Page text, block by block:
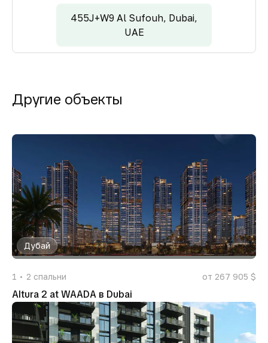
455J+W9 Al Sufouh, Dubai,
UAE
Другие объекты
Дубай
1 2 спальни от 267 905 $
Altura 2 at WAADA в Dubai